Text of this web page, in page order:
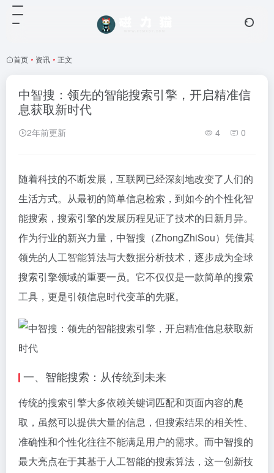
首页 • 资讯 • 正文
中智搜：领先的智能搜索引擎，开启精准信
息获取新时代
2年前更新 4 0
随着科技的不断发展，互联网已经深刻地改变了人们的
生活方式。从最初的简单信息检索，到如今的个性化智
能搜索，搜索引擎的发展历程见证了技术的日新月异。
作为行业的新兴力量，中智搜（ZhongZhiSou）凭借其
领先的人工智能算法与大数据分析技术，逐步成为全球
搜索引擎领域的重要一员。它不仅仅是一款简单的搜索
工具，更是引领信息时代变革的先驱。
一、智能搜索：从传统到未来
传统的搜索引擎大多依赖关键词匹配和页面内容的爬
取，虽然可以提供大量的信息，但搜索结果的相关性、
准确性和个性化往往不能满足用户的需求。而中智搜的
最大亮点在于其基于人工智能的搜索算法，这一创新技